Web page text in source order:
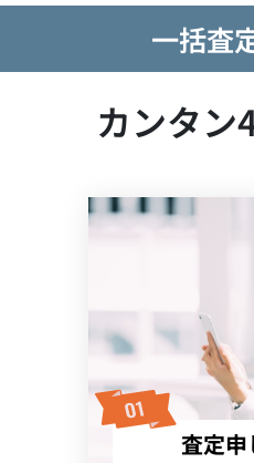
一括査
カンタン
査定申